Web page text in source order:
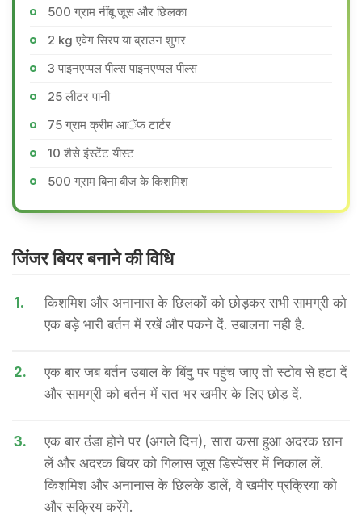
500 ग्राम नींबू जूस और छिलका
2 kg एवेग सिरप या ब्राउन शुगर
3 पाइनएप्पल पील्स पाइनएप्पल पील्स
25 लीटर पानी
75 ग्राम ​क्रीम आॅफ टार्टर
10 शैसे इंस्टेंट यीस्ट
500 ग्राम बिना बीज के किशमिश
जिंजर बियर बनाने की वि​धि
1.
किशमिश और अनानास के छिलकों को छोड़कर सभी सामग्री को
एक बड़े भारी बर्तन में रखें और पकने दें. उबालना नही है.
2.
एक बार जब बर्तन उबाल के बिंदु पर पहुंच जाए तो स्टोव से हटा दें
और सामग्री को बर्तन में रात भर खमीर के लिए छोड़ दें.
3.
एक बार ठंडा होने पर (अगले दिन), सारा कसा हुआ अदरक छान
लें और अदरक बियर को गिलास जूस डिस्पेंसर में निकाल लें.
किशमिश और अनानास के छिलके डालें, वे खमीर प्रक्रिया को
और सक्रिय करेंगे.